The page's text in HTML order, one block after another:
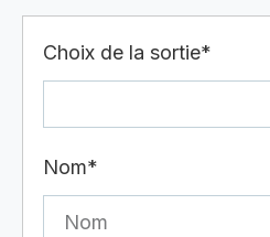
Choix de la sortie*
Nom*